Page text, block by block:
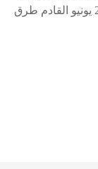
التسجيل 20 مايو الحالي تاريخ انتهاء التسجيل 2 يونيو القادم طرق